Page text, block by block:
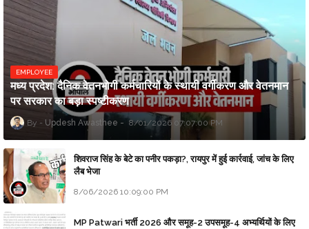
EMPLOYEE
मध्य प्रदेश: दैनिक वेतनभोगी कर्मचारियों के स्थायी वर्गीकरण और वेतनमान
पर सरकार का बड़ा स्पष्टीकरण
Updesh Awasthee 8/01/2026 07:07:00 PM
शिवराज सिंह के बेटे का पनीर पकड़ा?, रायपुर में हुई कार्रवाई, जांच के लिए
लैब भेजा
8/06/2026 10:09:00 PM
MP Patwari भर्ती 2026 और समूह-2 उपसमूह-4 अभ्यर्थियों के लिए